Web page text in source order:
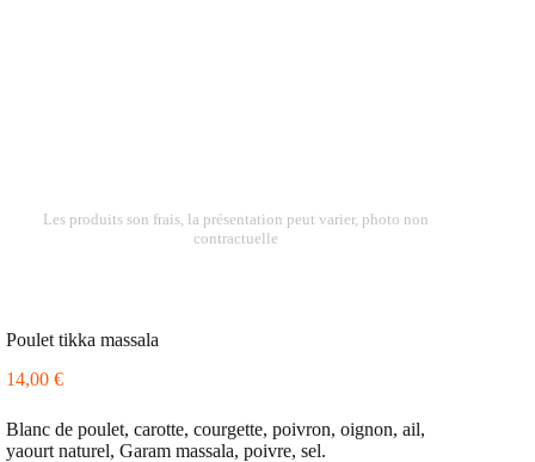
Les produits son frais, la présentation peut varier, photo non
contractuelle
Poulet tikka massala
14,00 €
Blanc de poulet, carotte, courgette, poivron, oignon, ail,
yaourt naturel, Garam massala, poivre, sel.